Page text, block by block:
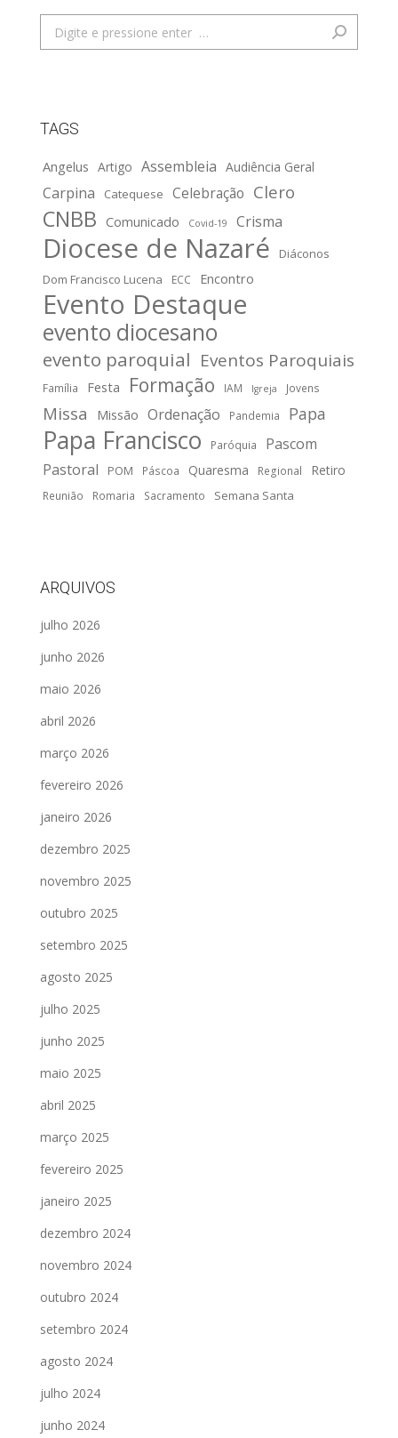
Search:
TAGS
Angelus Artigo Assembleia Audiência Geral
Carpina Catequese Celebração Clero
CNBB Comunicado Covid-19 Crisma
Diocese de Nazaré
Diáconos
Dom Francisco Lucena
ECC Encontro
Evento Destaque
evento diocesano
evento paroquial Eventos Paroquiais
Família Festa Formação IAM Igreja Jovens
Missa Missão Ordenação Pandemia Papa
Papa Francisco Paróquia
Pascom
Pastoral
POM Páscoa Quaresma Regional Retiro
Reunião Romaria Sacramento Semana Santa
ARQUIVOS
julho 2026
junho 2026
maio 2026
abril 2026
março 2026
fevereiro 2026
janeiro 2026
dezembro 2025
novembro 2025
outubro 2025
setembro 2025
agosto 2025
julho 2025
junho 2025
maio 2025
abril 2025
março 2025
fevereiro 2025
janeiro 2025
dezembro 2024
novembro 2024
outubro 2024
setembro 2024
agosto 2024
julho 2024
junho 2024